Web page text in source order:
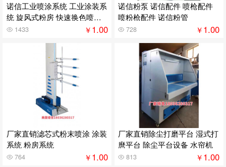
诺信工业喷涂系统 工业涂装系
统 旋风式粉房 快速换色喷粉
系统1433 ￥1.00
诺信粉泵 诺信配件 喷枪配件
喷粉枪配件 诺信粉管
728 ￥1.00
厂家直销滤芯式粉末喷涂 涂装
系统 粉房系统
764 ￥1.00
厂家直销除尘打磨平台 湿式打
麿平台 除尘平台设备 水帘机
813 ￥1.00